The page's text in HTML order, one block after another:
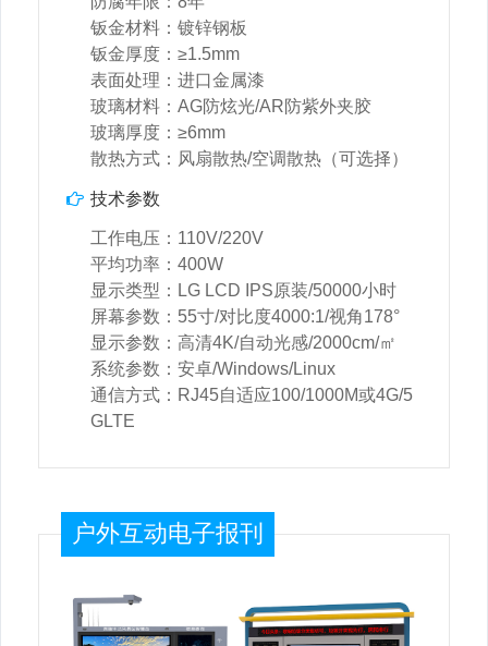
钣金材料：镀锌钢板
钣金厚度：≥1.5mm
表面处理：进口金属漆
玻璃材料：AG防炫光/AR防紫外夹胶
玻璃厚度：≥6mm
散热方式：风扇散热/空调散热（可选择）
技术参数
工作电压：110V/220V
平均功率：400W
显示类型：LG LCD IPS原装/50000小时
屏幕参数：55寸/对比度4000:1/视角178°
显示参数：高清4K/自动光感/2000cm/㎡
系统参数：安卓/Windows/Linux
通信方式：RJ45自适应100/1000M或4G/5
GLTE
户外互动电子报刊